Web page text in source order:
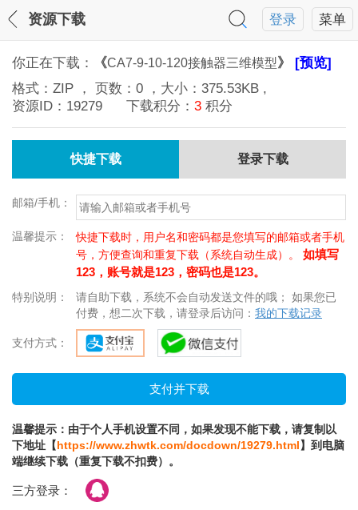
菜单
登录
资源下载
你正在下载： 《CA7-9-10-120接触器三维模型》 [预览]
格式： ZIP ， 页数： 0 ，大小： 375.53KB ,
资源ID： 19279 下载积分： 3 积分
快捷下载 登录下载
邮箱/手机：
温馨提示：
快捷下载时，用户名和密码都是您填写的邮箱或者手机
号，方便查询和重复下载（系统自动生成）。 如填写
123，账号就是123，密码也是123。
特别说明：
请自助下载，系统不会自动发送文件的哦； 如果您已
付费，想二次下载，请登录后访问： 我的下载记录
支付方式：
温馨提示：由于个人手机设置不同，如果发现不能下载，请复制以
下地址【https://www.zhwtk.com/docdown/19279.html】到电脑
端继续下载（重复下载不扣费）。
三方登录：